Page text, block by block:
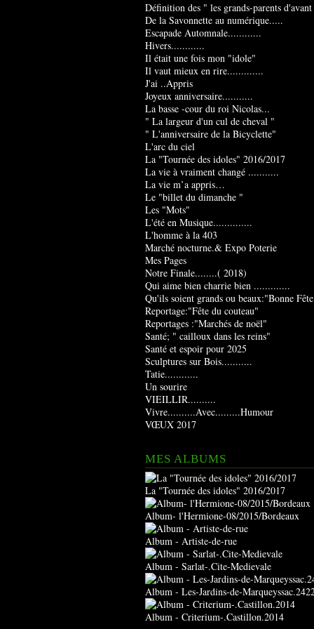
Définition des " les grands-parents
De la Savonnette au numérique.....
Escapade Automnale............
Hivers............
Il était une fois mon "idole"
Il vaut mieux en rire.............
J'ai ..Appris
Joyeux anniversaire...........
La basse -cour du roi Nicolas...
" La largeur d'un cul de cheval "
" L'anniversaire de la Bicyclette"
L'arc du ciel
La "Tournée des idoles" 2016/2017
La vie à vraiment changé ...........
La vie m’a appris…
Le "billet du dimanche "
Les "Mots"
L'été en Musique..............
L'homme à la 403
Marché nocturne.& Expo Poterie
Mes Pages
Notre Finale........( 2018)
Qui aime bien charrie bien .............
Qu'ils soient grands ou beaux:"Bonne
Reportage:"Fête du couteau"
Reportages :"Marchés de noël"
Santé; " cailloux dans les reins"
Santé et espoir pour 2025
Sculptures sur Bois...........
Tatie............
Un sourire
VIEILLIR..........
Vivre..........Avec.........Humour
VŒUX 2017
MES ALBUMS
La "Tournée des idoles" 2016/2017
Album- l'Hermione-08/2015/Bordeaux
Album - Artiste-de-rue
Album - Sarlat-.Cite-Medievale
Album - Les-Jardins-de-
Album - Criterium-.Castillon.2014